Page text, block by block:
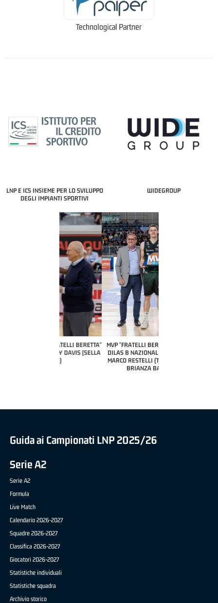
Technological Partner
LNP E ICS INSIEME PER LO SVILUPPO
DEGLI IMPIANTI SPORTIVI
WIDEGROUP
MVP "FRATELLI BERETTA" SAMUEL
DILAS B NAZIONALE APRILE '26 -
MARCO RESTELLI (TAV TREVIGLIO
BRIANZA BASKET)
Guida ai Campionati LNP 2025/26
Serie A2
Serie A2
Formula
Live Match
Calendario 2026-2027
Squadre 2026-2027
Classifica 2026-2027
Giocatori 2026-2027
Statistiche individuali
Statistiche squadra
Archivio storico